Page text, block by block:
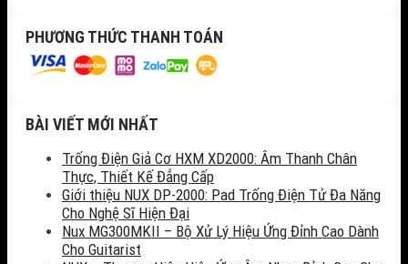
PHƯƠNG THỨC THANH TOÁN
BÀI VIẾT MỚI NHẤT
Trống Điện Giả Cơ HXM XD2000: Âm Thanh Chân
Thực, Thiết Kế Đẳng Cấp
Giới thiệu NUX DP-2000: Pad Trống Điện Tử Đa Năng
Cho Nghệ Sĩ Hiện Đại
Nux MG300MKII – Bộ Xử Lý Hiệu Ứng Đỉnh Cao Dành
Cho Guitarist